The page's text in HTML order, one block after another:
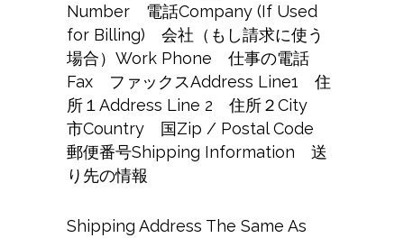
Number 電話Company (If Used
for Billing) 会社（もし請求に使う
場合）Work Phone 仕事の電話
Fax ファックスAddress Line1 住
所１Address Line 2 住所２City
市Country 国Zip / Postal Code
郵便番号Shipping Information 送
り先の情報
Shipping Address The Same As